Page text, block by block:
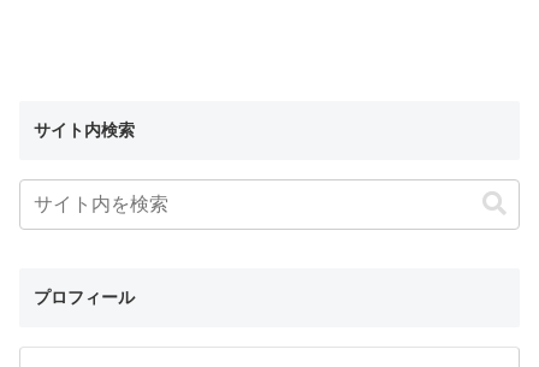
サイト内検索
プロフィール